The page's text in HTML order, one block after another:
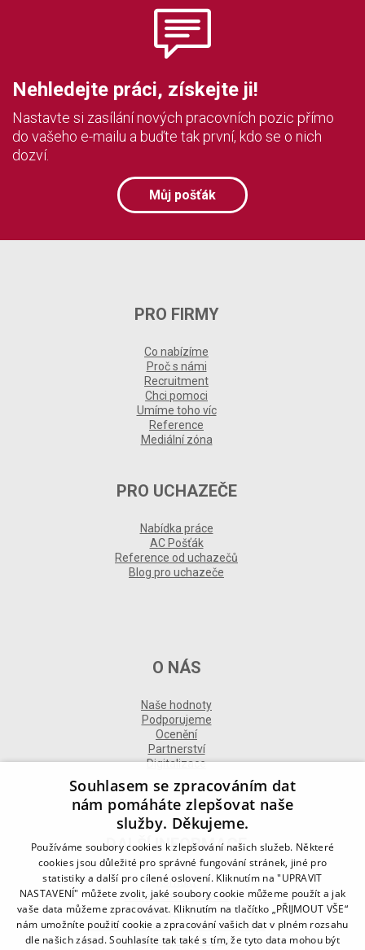
Nehledejte práci, získejte ji!
Nastavte si zasílání nových pracovních pozic přímo
do vašeho e-mailu a buďte tak první, kdo se o nich
dozví.
Můj pošťák
PRO FIRMY
Co nabízíme
Proč s námi
Recruitment
Chci pomoci
Umíme toho víc
Reference
Mediální zóna
PRO UCHAZEČE
Nabídka práce
AC Pošťák
Reference od uchazečů
Blog pro uchazeče
O NÁS
Naše hodnoty
Podporujeme
Ocenění
Partnerství
Digitalizace
DALŠÍ INFORMACE
Kontakt
Naše odborné divize
Naše pobočky
Zásady zpracování osobních údajů
Všeobecné podmínky
Souhlasem se zpracováním dat
nám pomáháte zlepšovat naše
služby. Děkujeme.
Používáme soubory cookies k zlepšování našich služeb. Některé
cookies jsou důležité pro správné fungování stránek, jiné pro
statistiky a další pro cílené oslovení. Kliknutím na "UPRAVIT
NASTAVENÍ" můžete zvolit, jaké soubory cookie můžeme použít a jak
vaše data můžeme zpracovávat. Kliknutím na tlačítko „PŘIJMOUT VŠE“
nám umožníte použití cookie a zpracování vašich dat v plném rozsahu
dle našich zásad. Souhlasíte tak také s tím, že tyto data mohou být